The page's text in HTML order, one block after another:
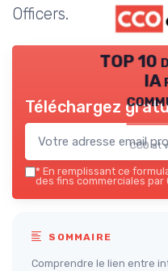
Officers.
TOP 10
IA
CCO at
Téléchargez
* En remplissant ce
des fins commerciales par
SOMMAIRE
Comprendre le lien entre